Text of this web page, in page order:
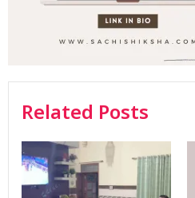
Related Posts